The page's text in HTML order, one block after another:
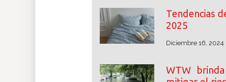
Tendencias
2025
Diciembre 16, 2024
WTW